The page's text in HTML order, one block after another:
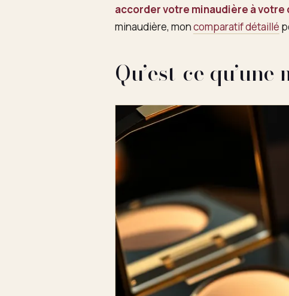
accorder votre minaudière à
minaudière, moncomparatif détaillé
Qu’est-ce